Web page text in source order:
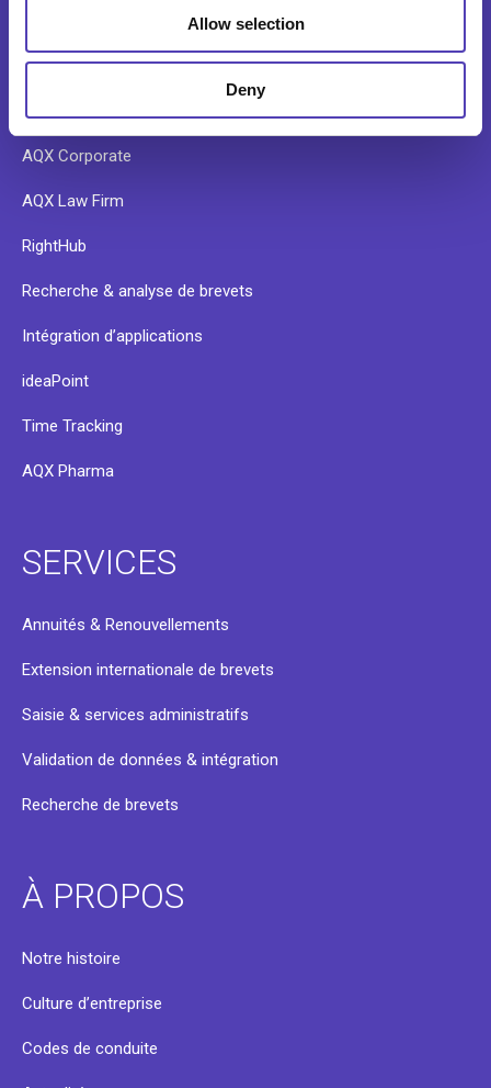
Allow selection
Deny
AQX Corporate
AQX Law Firm
RightHub
Recherche & analyse de brevets
Intégration d’applications
ideaPoint
Time Tracking
AQX Pharma
SERVICES
Annuités & Renouvellements
Extension internationale de brevets
Saisie & services administratifs
Validation de données & intégration
Recherche de brevets
À PROPOS
Notre histoire
Culture d’entreprise
Codes de conduite